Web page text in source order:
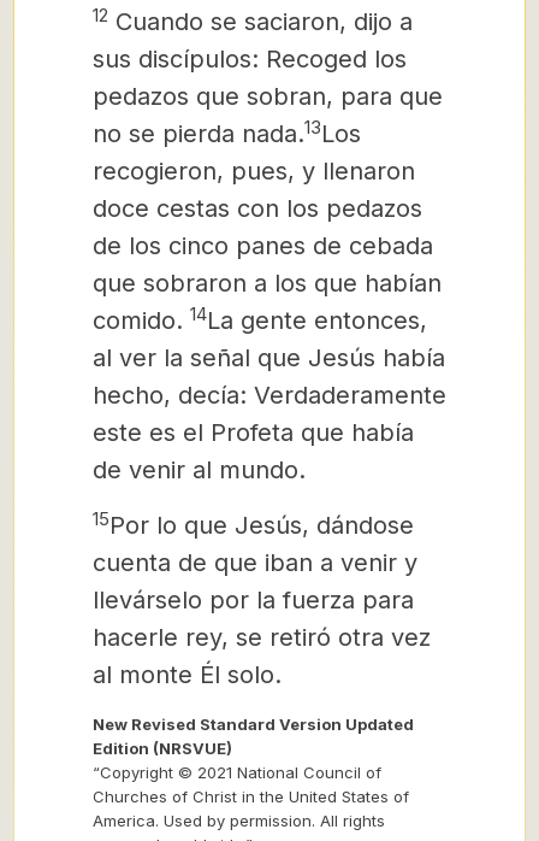
12 Cuando se saciaron, dijo a
sus discípulos: Recoged los
pedazos que sobran, para que
no se pierda nada.13Los
recogieron, pues, y llenaron
doce cestas con los pedazos
de los cinco panes de cebada
que sobraron a los que habían
comido. 14La gente entonces,
al ver la señal que Jesús había
hecho, decía: Verdaderamente
este es el Profeta que había
de venir al mundo.
15Por lo que Jesús, dándose
cuenta de que iban a venir y
llevárselo por la fuerza para
hacerle rey, se retiró otra vez
al monte Él solo.
New Revised Standard Version Updated
Edition (NRSVUE)
“Copyright © 2021 National Council of
Churches of Christ in the United States of
America. Used by permission. All rights